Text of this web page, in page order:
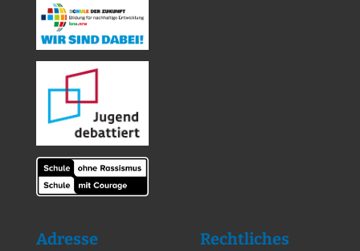
Adresse Rechtliches